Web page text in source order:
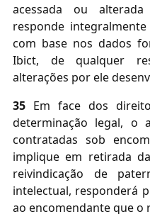
acessada ou
responde
com base nos dados
Ibict, de qualquer
alterações por ele
35 Em face dos
determinação legal, o
contratadas sob
implique em retirada
reivindicação de
intelectual, responderá
ao encomendante que o